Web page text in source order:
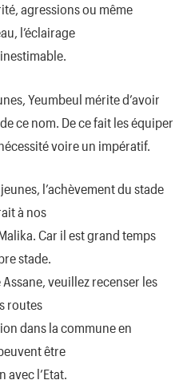
agressions ou même
l’éclairage
Yeumbeul mérite d’avoir
ce nom. De ce fait les équiper
voire un impératif.
l’achèvement du stade
à nos
Car il est grand temps
stade.
veuillez recenser les
routes
dans la commune en
être
l’Etat.